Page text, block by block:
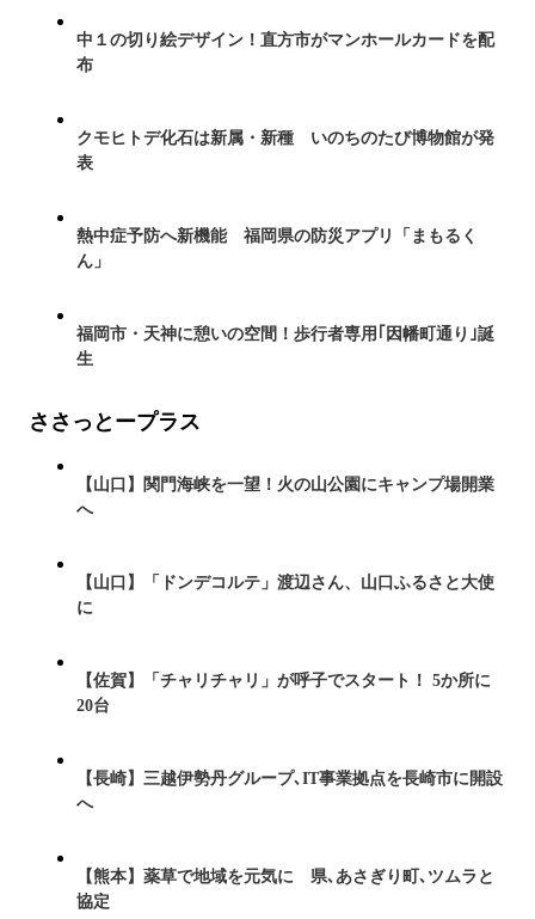
中１の切り絵デザイン！直方市がマンホールカードを配
布
クモヒトデ化石は新属・新種 いのちのたび博物館が発
表
熱中症予防へ新機能 福岡県の防災アプリ「まもるく
ん」
福岡市・天神に憩いの空間！歩行者専用｢因幡町通り｣誕
生
ささっとープラス
【山口】関門海峡を一望！火の山公園にキャンプ場開業
へ
【山口】「ドンデコルテ」渡辺さん、山口ふるさと大使
に
【佐賀】「チャリチャリ」が呼子でスタート！ 5か所に
20台
【長崎】三越伊勢丹グループ､IT事業拠点を長崎市に開設
へ
【熊本】薬草で地域を元気に 県､あさぎり町､ツムラと
協定